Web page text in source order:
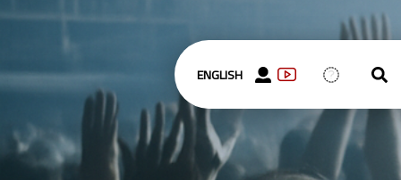
ENGLISH